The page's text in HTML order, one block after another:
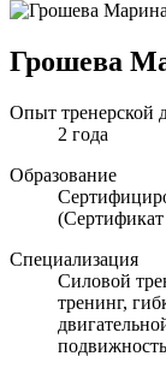
Грошева
Опыт тренерской
2 года
Образование
Специализация
Силовой
тренинг,